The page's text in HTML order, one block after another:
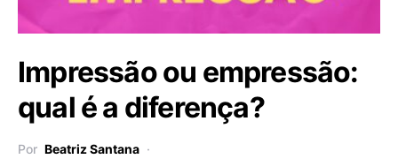
Impressão ou empressão:
qual é a diferença?
Por Beatriz Santana